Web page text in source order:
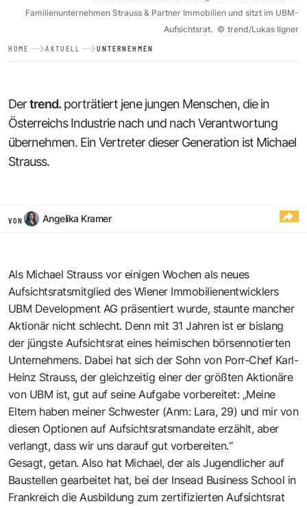
Familienunternehmen Strauss & Partner Immobilien und sitzt im UBM-
Aufsichtsrat. © trend/Lukas Ilgner
HOME AKTUELL UNTERNEHMEN
Dertrend. porträtiert jene jungen Menschen, die in
Österreichs Industrie nach und nach Verantwortung
übernehmen. Ein Vertreter dieser Generation ist Michael
Strauss.
VON Angelika Kramer
Als Michael Strauss vor einigen Wochen als neues
Aufsichtsratsmitglied des Wiener Immobilienentwicklers
UBM Development AG präsentiert wurde, staunte mancher
Aktionär nicht schlecht. Denn mit 31 Jahren ist er bislang
der jüngste Aufsichtsrat eines heimischen börsennotierten
Unternehmens. Dabei hat sich der Sohn von Porr-Chef Karl-
Heinz Strauss, der gleichzeitig einer der größten Aktionäre
von UBM ist, gut auf seine Aufgabe vorbereitet: „Meine
Eltern haben meiner Schwester (Anm: Lara, 29) und mir von
diesen Optionen auf Aufsichtsratsmandate erzählt, aber
verlangt, dass wir uns darauf gut vorbereiten.“
Gesagt, getan. Also hat Michael, der als Jugendlicher auf
Baustellen gearbeitet hat, bei der Insead Business School in
Frankreich die Ausbildung zum zertifizierten Aufsichtsrat